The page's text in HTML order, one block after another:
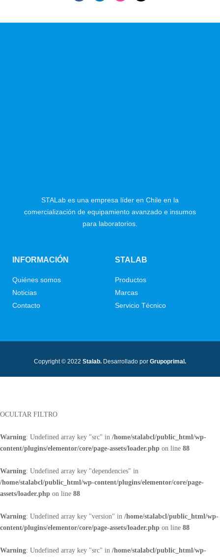
STALab es una empresa líder en Chile en la
comercialización de equipamiento avanzado e insumos
para laboratorios.
INFORMACIÓN
Quiénes somos
Noticias
Contacto
STALAB
Productos
Marcas
Servicio Técnico
Copyright © 2022 Stalab. Desarrollado por Grupoprimal.
OCULTAR FILTRO
Warning: Undefined array key "src" in /home/stalabcl/public_html/wp-
content/plugins/elementor/core/page-assets/loader.php on line 88
Warning: Undefined array key "dependencies" in
/home/stalabcl/public_html/wp-content/plugins/elementor/core/page-
assets/loader.php on line 88
Warning: Undefined array key "version" in /home/stalabcl/public_html/wp-
content/plugins/elementor/core/page-assets/loader.php on line 88
Warning: Undefined array key "src" in /home/stalabcl/public_html/wp-